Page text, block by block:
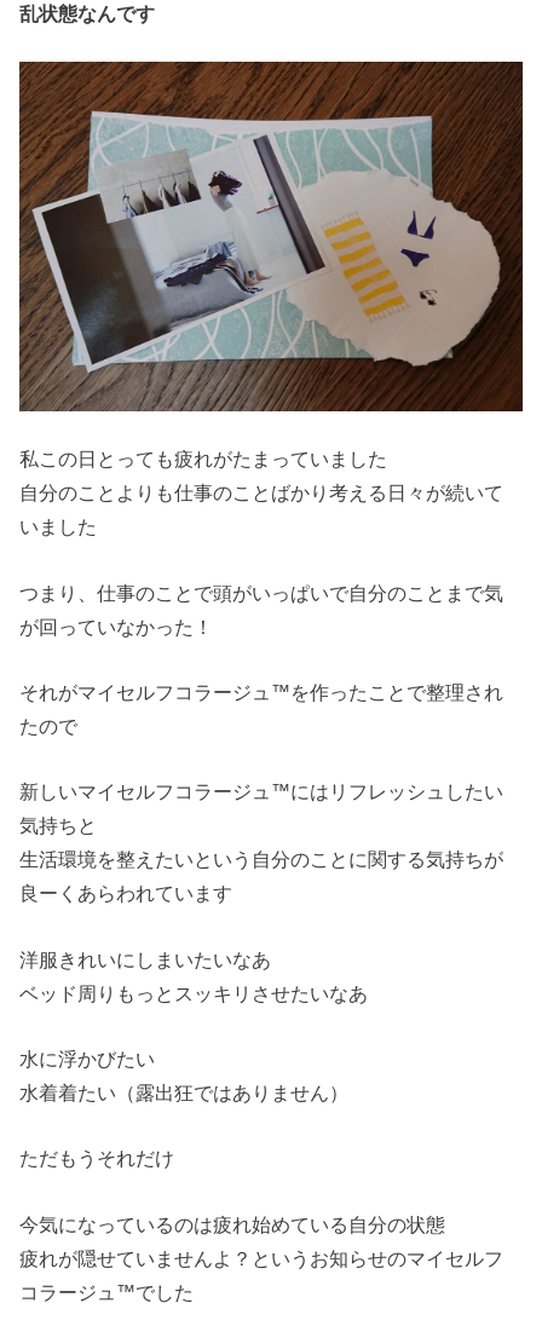
乱状態なんです
私この日とっても疲れがたまっていました
自分のことよりも仕事のことばかり考える日々が続いて
いました
つまり、仕事のことで頭がいっぱいで自分のことまで気
が回っていなかった！
それがマイセルフコラージュ™を作ったことで整理され
たので
新しいマイセルフコラージュ™にはリフレッシュしたい
気持ちと
生活環境を整えたいという自分のことに関する気持ちが
良ーくあらわれています
洋服きれいにしまいたいなあ
ベッド周りもっとスッキリさせたいなあ
水に浮かびたい
水着着たい（露出狂ではありません）
ただもうそれだけ
今気になっているのは疲れ始めている自分の状態
疲れが隠せていませんよ？というお知らせのマイセルフ
コラージュ™でした